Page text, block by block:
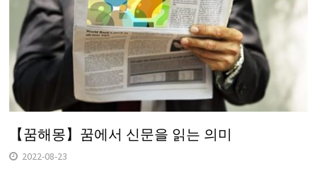
【꿈해몽】꿈에서 신문을 읽는 의미
2022-08-23